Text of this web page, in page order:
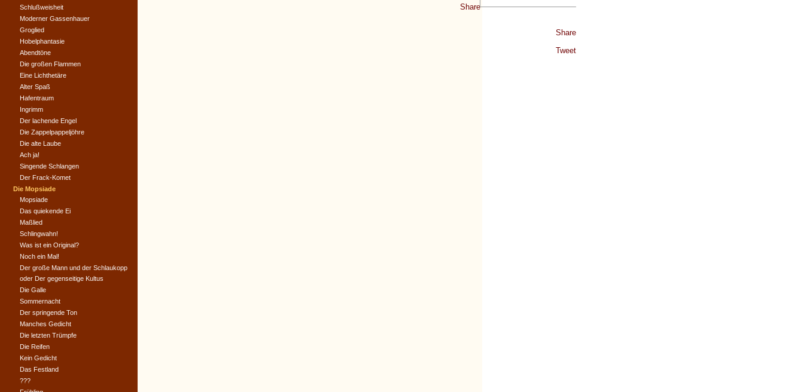
Share
Tweet
Share
Schlußweisheit
Moderner Gassenhauer
Groglied
Hobelphantasie
Abendtöne
Die großen Flammen
Eine Lichthetäre
Alter Spaß
Hafentraum
Ingrimm
Der lachende Engel
Die Zappelpappeljöhre
Die alte Laube
Ach ja!
Singende Schlangen
Der Frack-Komet
Die Mopsiade
Mopsiade
Das quiekende Ei
Maßlied
Schlingwahn!
Was ist ein Original?
Noch ein Mal!
Der große Mann und der Schlaukopp
oder Der gegenseitige Kultus
Die Galle
Sommernacht
Der springende Ton
Manches Gedicht
Die letzten Trümpfe
Die Reifen
Kein Gedicht
Das Festland
???